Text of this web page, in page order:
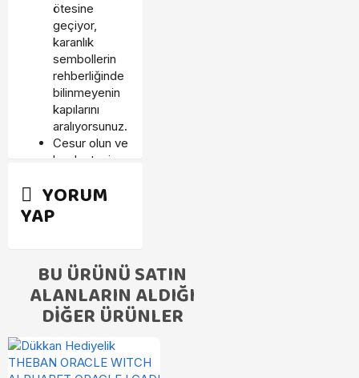
ötesine
geçiyor,
karanlık
sembollerin
rehberliğinde
bilinmeyenin
kapılarını
aralıyorsunuz.
Cesur olun ve
bu destenin
götüreceği
gizemli
Kadim
güçlerin
rehberliğinde,
kartlar sizi
hem içsel bir
yolculuğa
hem de
YORUM
YAP
BU ÜRÜNÜ SATIN
ALANLARIN ALDIĞI
DIĞER ÜRÜNLER